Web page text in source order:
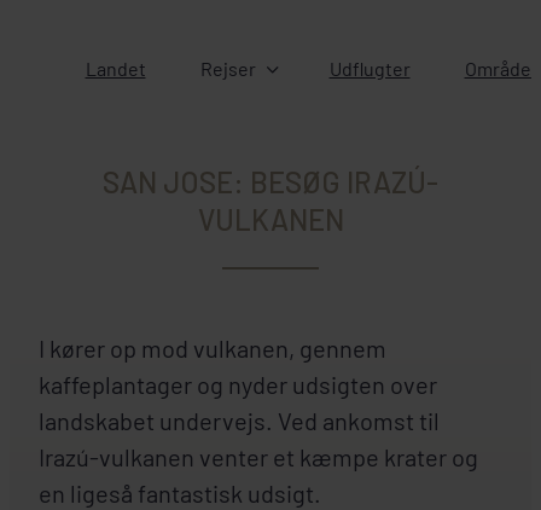
Landet Rejser Udflugter
SAN JOSE: BESØG IRAZÚ-
VULKANEN
I kører op mod vulkanen, gennem
kaffeplantager og nyder udsigten over
landskabet undervejs. Ved ankomst til
Irazú-vulkanen venter et kæmpe krater og
en ligeså fantastisk udsigt.